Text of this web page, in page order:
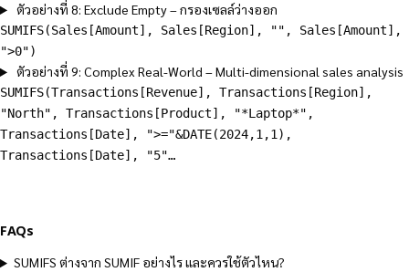
ตัวอย่างที่ 8: Exclude Empty – กรองเซลล์ว่างออก
SUMIFS(Sales[Amount], Sales[Region], "", Sales[Amount],
">0")
ตัวอย่างที่ 9: Complex Real-World – Multi-dimensional sales analysis
SUMIFS(Transactions[Revenue], Transactions[Region],
"North", Transactions[Product], "*Laptop*",
Transactions[Date], ">="&DATE(2024,1,1),
Transactions[Date], "5"…
FAQs
SUMIFS ต่างจาก SUMIF อย่างไร และควรใช้ตัวไหน?